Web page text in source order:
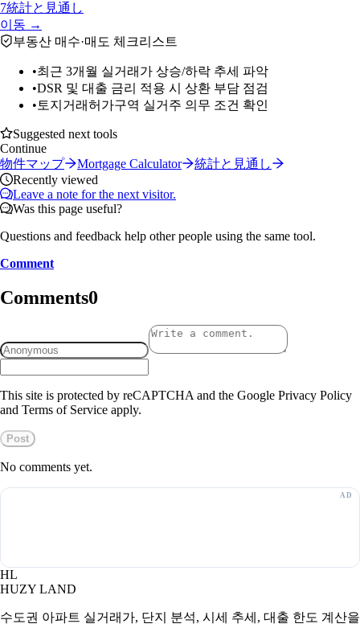
7統計と見通し
이동 →
부동산 매수·매도 체크리스트
•최근 3개월 실거래가 상승/하락 추세 파악
•DSR 및 대출 금리 적용 시 상환 부담 점검
• 토지거래허가구역 실거주 의무 조건 확인
Suggested next tools
Continue
物件マップ
Mortgage Calculator
統計と見通し
Recently viewed
Leave a note for the next visitor.
Was this page useful?
Questions and feedback help other people using the same tool.
Comment
Comments0
This site is protected by reCAPTCHA and the Google Privacy Policy
and Terms of Service apply.
Post
No comments yet.
HL
HUZY LAND
수도권 아파트 실거래가, 단지 분석, 시세 추세, 대출 한도 계산을